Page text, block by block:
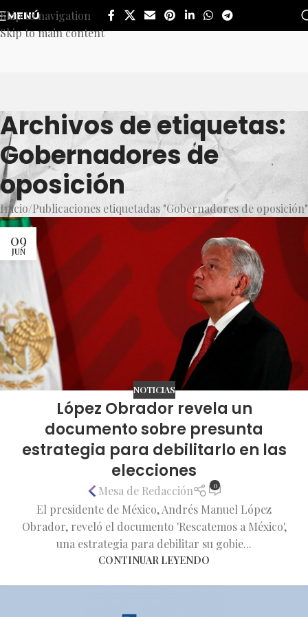
Skip to navigation
Skip to main content
MENÚ
Archivos de etiquetas:
Gobernadores de
oposición
Inicio Publicaciones etiquetadas "Gobernadores de oposición"
09
JUN
NOTICIAS
López Obrador revela un
documento sobre presunta
estrategia para debilitarlo en las
elecciones
Mesa de Redacción 0
El presidente de México, Andrés Manuel López
Obrador, reveló el documento 'Rescatemos a México',
una estrategia para debilitar su gobie...
CONTINUAR LEYENDO